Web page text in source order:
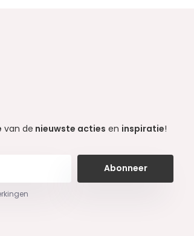
van de nieuwste acties en inspiratie!
Abonneer